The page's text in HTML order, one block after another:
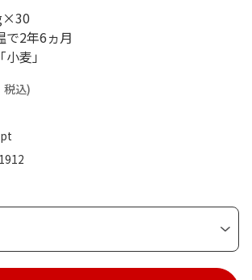
2年6ヵ月
麦」
税込)